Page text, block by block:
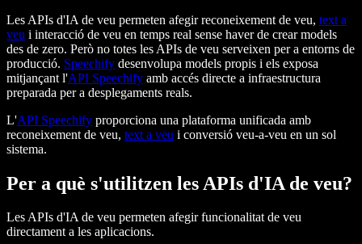
Les APIs d'IA de veu permeten afegir reconeixement de veu, text a
veu i interacció de veu en temps real sense haver de crear models
des de zero. Però no totes les APIs de veu serveixen per a entorns de
producció. Speechify desenvolupa models propis i els exposa
mitjançant l'API Speechify amb accés directe a infraestructura
preparada per a desplegaments reals.
L'API Speechify proporciona una plataforma unificada amb
reconeixement de veu, text a veu i conversió veu-a-veu en un sol
sistema.
Per a què s'utilitzen les APIs d'IA de veu?
Les APIs d'IA de veu permeten afegir funcionalitat de veu
directament a les aplicacions.